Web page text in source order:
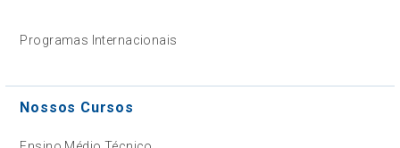
Programas Internacionais
Nossos Cursos